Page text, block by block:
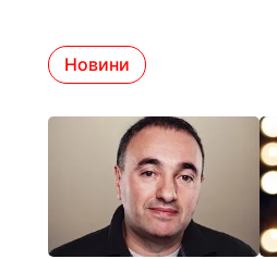
Новини